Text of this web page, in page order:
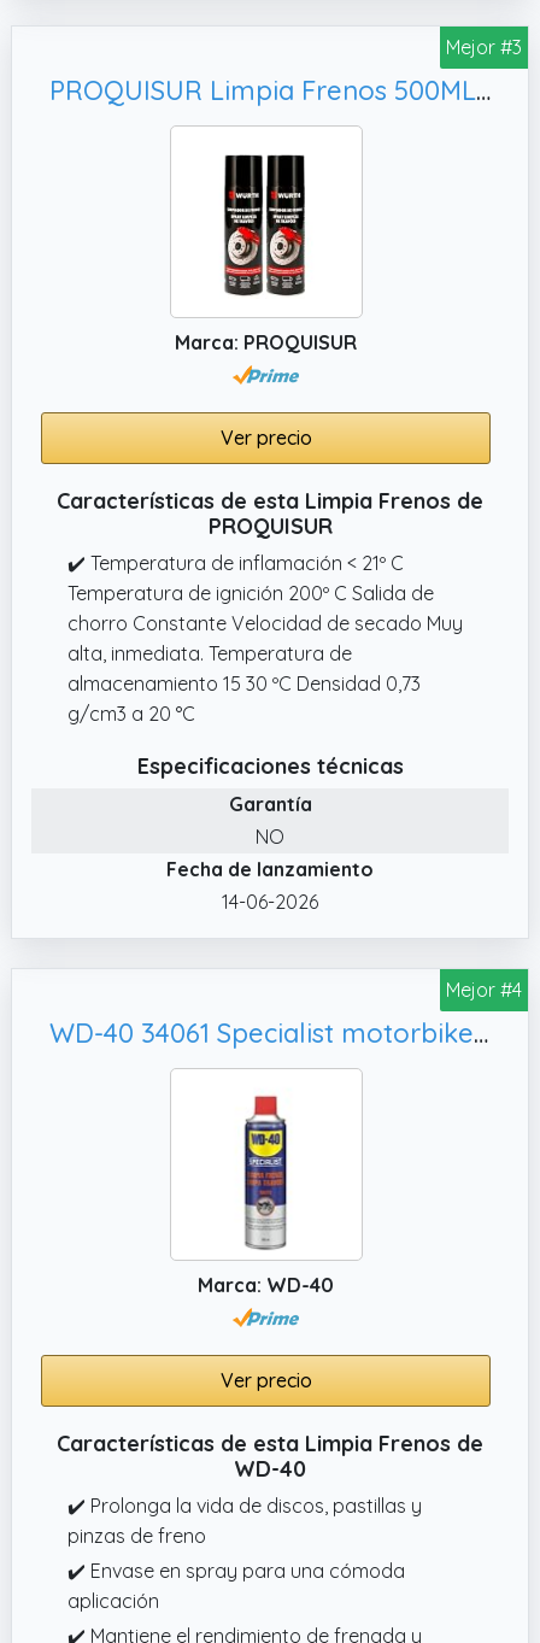
grasa, el alquitrán y los residuos incrustados
✔️ APLICACIÓN VERSÁTIL: Diseñado
especialmente para la limpieza de todo tipo
de componentes de frenos, incluyendo
segmentos, zapatas, tambores, bloques,
deslizadores, cilindros y resortes.
Mejor #3
PROQUISUR Limpia Frenos 500ML WURTH Black Edition (2)
Marca: PROQUISUR
Ver precio
Características de esta Limpia Frenos de
PROQUISUR
✔️ Temperatura de inflamación < 21º C
Temperatura de ignición 200º C Salida de
chorro Constante Velocidad de secado Muy
alta, inmediata. Temperatura de
almacenamiento 15 30 ºC Densidad 0,73
g/cm3 a 20 °C
Especificaciones técnicas
Garantía
NO
Fecha de lanzamiento
14-06-2026
Mejor #4
WD-40 34061 Specialist motorbike, 500 ml
Marca: WD-40
Ver precio
Características de esta Limpia Frenos de
WD-40
✔️ Prolonga la vida de discos, pastillas y
pinzas de freno
✔️ Envase en spray para una cómoda
aplicación
✔️ Mantiene el rendimiento de frenada y